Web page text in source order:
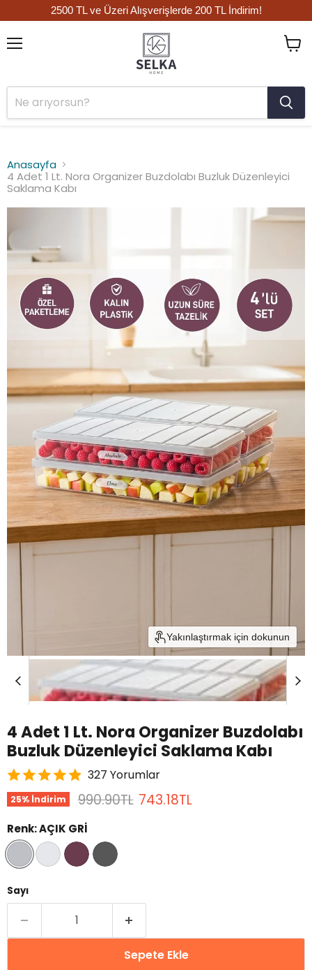
2500 TL ve Üzeri Alışverişlerde 200 TL İndirim!
Anasayfa
4 Adet 1 Lt. Nora Organizer Buzdolabı Buzluk Düzenleyici
Saklama Kabı
Yakınlaştırmak için dokunun
4 Adet 1 Lt. Nora Organizer Buzdolabı
Buzluk Düzenleyici Saklama Kabı
327 Yorumlar
25% İndirim Orijinal Fiyat
990.90TL Mevcut fiyat
743.18TL
Renk:AÇIK GRİ
Sayı
Sepete Ekle